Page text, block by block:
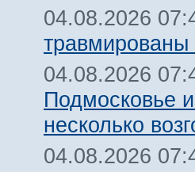
04.08.2026
04.08.2026
Подмосковье
несколько
04.08.2026